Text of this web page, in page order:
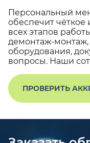
Персональный
обеспечит
всех этапов
демонтаж-монтаж,
оборудования,
вопросы. Наши
ПРОВЕРИТЬ